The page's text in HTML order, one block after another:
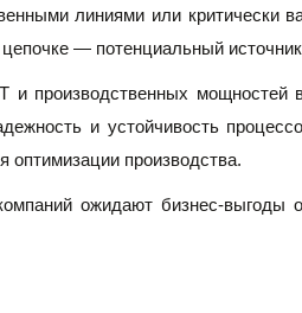
линиями или
— потенциальный источник
производственных мощностей
и устойчивость
производства.
ожидают бизнес-